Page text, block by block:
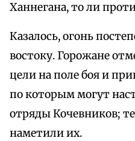
Ханнегана, то ли
Казалось, огонь
востоку. Горожане
цели на поле боя и
по которым могут
отряды Кочевников;
наметили их.